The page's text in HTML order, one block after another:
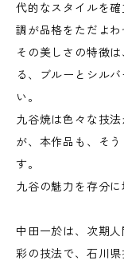
代的なスタイルを
調が品格をただよわ
その美しさの特徴
る、ブルーとシル
い。
九谷焼は色々な技
が、本作品も、そ
す。
九谷の魅力を存分に
中田一於は、次期
彩の技法で、石川